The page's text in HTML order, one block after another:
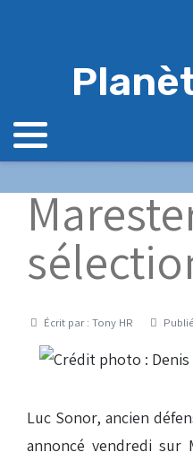
DétailsÉcrit par : Tony HR
Luc Sonor, ancien
annoncé vendredi sur